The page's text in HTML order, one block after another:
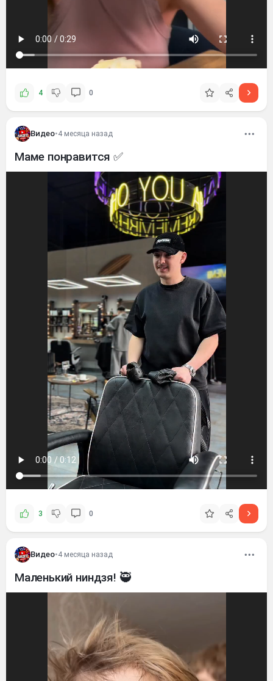
4 0
Видео•4 месяца назад
Маме понравится ✅
3 0
Видео•4 месяца назад
Маленький ниндзя! 🥷